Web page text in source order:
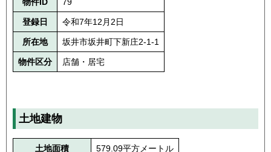
物件ID 79
登録日 令和7年12月2日
所在地 坂井市坂井町下新庄2-1-1
物件区分 店舗・居宅
土地建物
土地面積 579.09平方メートル